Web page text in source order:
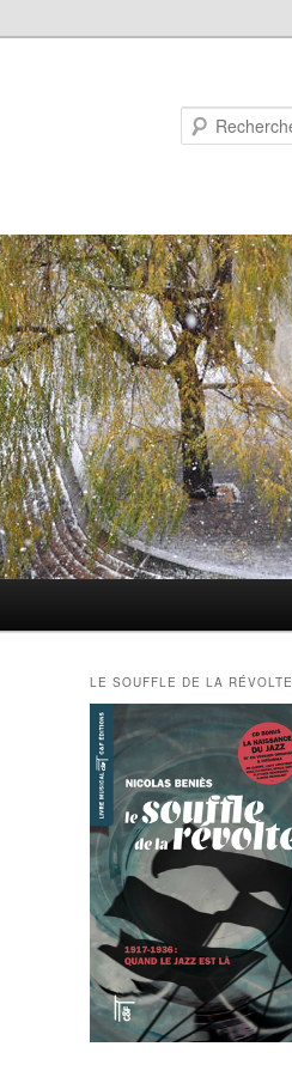
LE SOUFFLE DE LA RÉVOLTE